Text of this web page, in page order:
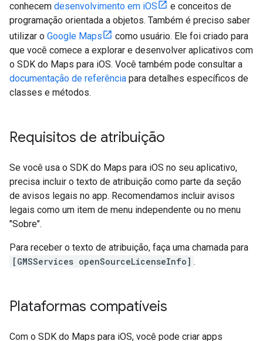
conhecem desenvolvimento em iOS
e conceitos de
programação orientada a objetos. Também é preciso saber
utilizar o Google Maps
como usuário. Ele foi criado para
que você comece a explorar e desenvolver aplicativos com
o SDK do Maps para iOS. Você também pode consultar a
documentação de referência para detalhes específicos de
classes e métodos.
Requisitos de atribuição
Se você usa o SDK do Maps para iOS no seu aplicativo,
precisa incluir o texto de atribuição como parte da seção
de avisos legais no app. Recomendamos incluir avisos
legais como um item de menu independente ou no menu
"Sobre".
Para receber o texto de atribuição, faça uma chamada para
[GMSServices openSourceLicenseInfo] .
Plataformas compatíveis
Com o SDK do Maps para iOS, você pode criar apps